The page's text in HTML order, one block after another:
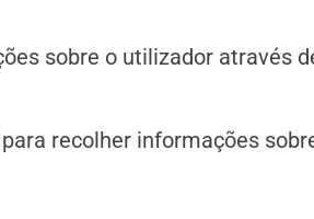
sobre o utilizador através
recolher informações